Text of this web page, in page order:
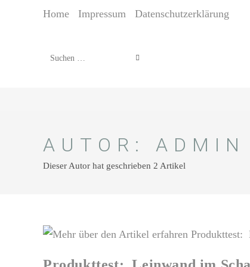
Home Impressum Datenschutzerklärung
Diese
AUTOR: ADMIN
Dieser Autor hat geschrieben 2 Artikel